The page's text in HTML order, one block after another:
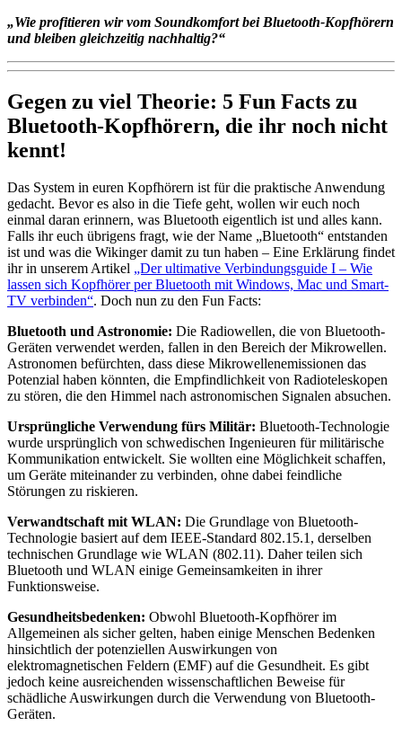
„Wie profitieren wir vom Soundkomfort bei Bluetooth-Kopfhörern
und bleiben gleichzeitig nachhaltig?“
Gegen zu viel Theorie: 5 Fun Facts zu
Bluetooth-Kopfhörern, die ihr noch nicht
kennt!
Das System in euren Kopfhörern ist für die praktische Anwendung
gedacht. Bevor es also in die Tiefe geht, wollen wir euch noch
einmal daran erinnern, was Bluetooth eigentlich ist und alles kann.
Falls ihr euch übrigens fragt, wie der Name „Bluetooth“ entstanden
ist und was die Wikinger damit zu tun haben – Eine Erklärung findet
ihr in unserem Artikel „Der ultimative Verbindungsguide I – Wie
lassen sich Kopfhörer per Bluetooth mit Windows, Mac und Smart-
TV verbinden“. Doch nun zu den Fun Facts:
Bluetooth und Astronomie: Die Radiowellen, die von Bluetooth-
Geräten verwendet werden, fallen in den Bereich der Mikrowellen.
Astronomen befürchten, dass diese Mikrowellenemissionen das
Potenzial haben könnten, die Empfindlichkeit von Radioteleskopen
zu stören, die den Himmel nach astronomischen Signalen absuchen.
Ursprüngliche Verwendung fürs Militär: Bluetooth-Technologie
wurde ursprünglich von schwedischen Ingenieuren für militärische
Kommunikation entwickelt. Sie wollten eine Möglichkeit schaffen,
um Geräte miteinander zu verbinden, ohne dabei feindliche
Störungen zu riskieren.
Verwandtschaft mit WLAN: Die Grundlage von Bluetooth-
Technologie basiert auf dem IEEE-Standard 802.15.1, derselben
technischen Grundlage wie WLAN (802.11). Daher teilen sich
Bluetooth und WLAN einige Gemeinsamkeiten in ihrer
Funktionsweise.
Gesundheitsbedenken: Obwohl Bluetooth-Kopfhörer im
Allgemeinen als sicher gelten, haben einige Menschen Bedenken
hinsichtlich der potenziellen Auswirkungen von
elektromagnetischen Feldern (EMF) auf die Gesundheit. Es gibt
jedoch keine ausreichenden wissenschaftlichen Beweise für
schädliche Auswirkungen durch die Verwendung von Bluetooth-
Geräten.